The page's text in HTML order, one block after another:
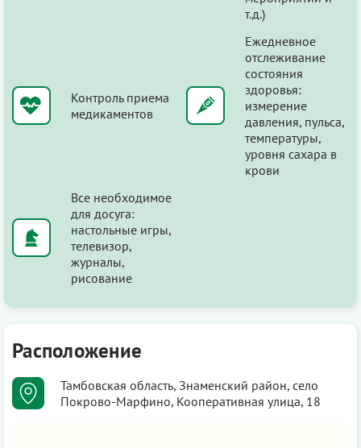
т.д.)
Контроль приема
медикаментов
Ежедневное
отслеживание
состояния
здоровья:
измерение
давления, пульса,
температуры,
уровня сахара в
крови
Все необходимое
для досуга:
настольные игры,
телевизор,
журналы,
рисование
Расположение
Тамбовская область, Знаменский район, село
Покрово-Марфино, Кооперативная улица, 18